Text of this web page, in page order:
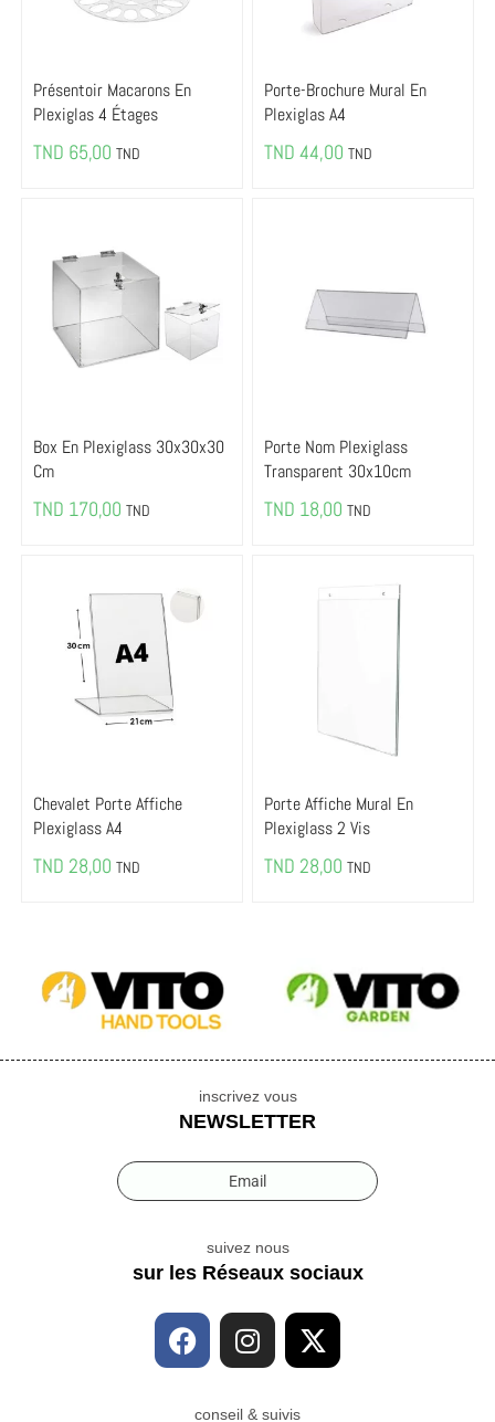
Présentoir Macarons En
Plexiglas 4 Étages
TND 65,00 TND
Porte-Brochure Mural En
Plexiglas A4
TND 44,00 TND
Box En Plexiglass 30x30x30
Cm
TND 170,00 TND
Porte Nom Plexiglass
Transparent 30x10cm
TND 18,00 TND
Chevalet Porte Affiche
Plexiglass A4
TND 28,00 TND
Porte Affiche Mural En
Plexiglass 2 Vis
TND 28,00 TND
inscrivez vous
NEWSLETTER
Email
suivez nous
sur les Réseaux sociaux
conseil & suivis